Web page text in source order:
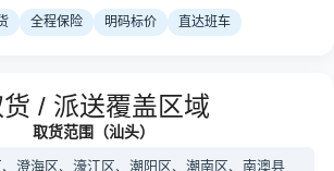
全程保险 明码标价 直达班车
/ 派送覆盖区域
取货范围（汕头）
澄海区、濠江区、潮阳区、潮南区、南澳县